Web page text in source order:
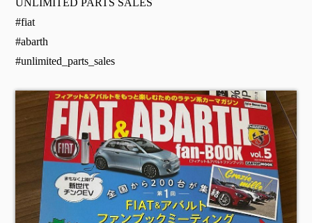
UNLIMITED PARTS SALES
#fiat
#abarth
#unlimited_parts_sales